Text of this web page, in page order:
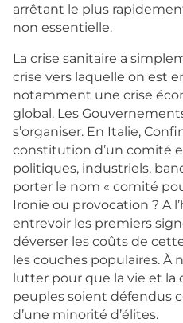
arrêtant le plus
non essentielle.
La crise sanitaire a
crise vers laquelle on est
notamment une crise
global. Les
s’organiser. En Italie,
constitution d’un comité
politiques, industriels,
porter le nom « comité
Ironie ou provocation ? A
entrevoir les premiers
déverser les coûts de
les couches populaires. À
lutter pour que la vie et la
peuples soient défendus
d’une minorité d’élites.